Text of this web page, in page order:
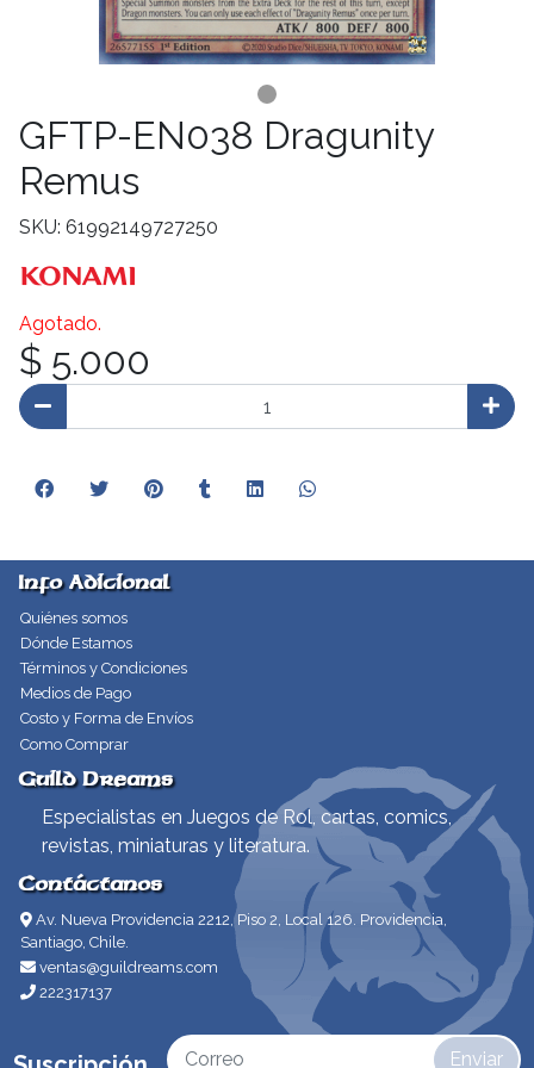
GFTP-EN038 Dragunity
Remus
SKU: 61992149727250
Agotado.
$ 5.000
Info Adicional
Quiénes somos
Dónde Estamos
Términos y Condiciones
Medios de Pago
Costo y Forma de Envíos
Como Comprar
Guild Dreams
Especialistas en Juegos de Rol, cartas, comics,
revistas, miniaturas y literatura.
Contáctanos
Av. Nueva Providencia 2212, Piso 2, Local 126. Providencia,
Santiago, Chile.
ventas@guildreams.com
222317137
Enviar